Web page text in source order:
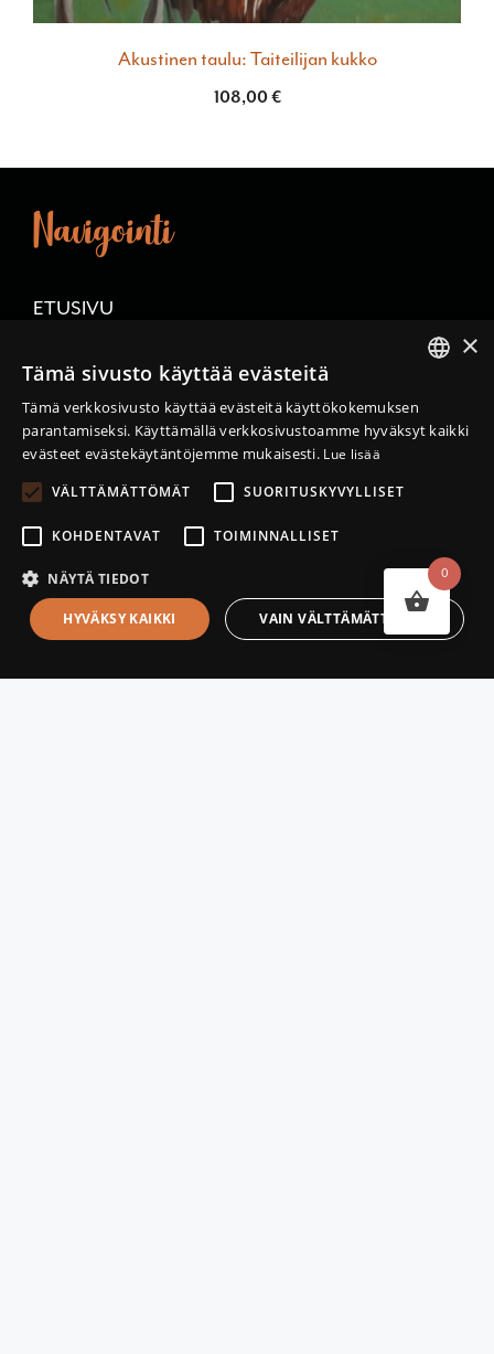
Akustinen taulu: Taiteilijan kukko
108,00€
Navigointi
ETUSIVU
NÄE & KOE
MAJOITUS
RUOKAILU
OSTOKSET
MATKANJÄRJESTÄJILLE
Ota yhteyttä
10,00
–
200,00 € Hintaluokka:
10,00 €
0
FINNISH
ENGLISH
×
Tämä sivusto käyttää evästeitä
Tämä verkkosivusto käyttää evästeitä käyttökokemuksen
parantamiseksi. Käyttämällä verkkosivustoamme hyväksyt kaikki
evästeet evästekäytäntöjemme mukaisesti. Lue lisää
VÄLTTÄMÄTTÖMÄT
SUORITUSKYVYLLISET
KOHDENTAVAT TOIMINNALLISET
NÄYTÄ TIEDOT
HYVÄKSY KAIKKI VAIN VÄLTTÄMÄTTÖMÄT